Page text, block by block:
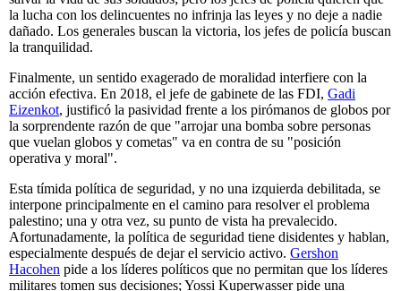
la lucha con los delincuentes no infrinja las leyes y no deje a nadie
dañado. Los generales buscan la victoria, los jefes de policía buscan
la tranquilidad.
Finalmente, un sentido exagerado de moralidad interfiere con la
acción efectiva. En 2018, el jefe de gabinete de las FDI, Gadi
Eizenkot, justificó la pasividad frente a los pirómanos de globos por
la sorprendente razón de que "arrojar una bomba sobre personas
que vuelan globos y cometas" va en contra de su "posición
operativa y moral".
Esta tímida política de seguridad, y no una izquierda debilitada, se
interpone principalmente en el camino para resolver el problema
palestino; una y otra vez, su punto de vista ha prevalecido.
Afortunadamente, la política de seguridad tiene disidentes y hablan,
especialmente después de dejar el servicio activo. Gershon
Hacohen pide a los líderes políticos que no permitan que los líderes
militares tomen sus decisiones; Yossi Kuperwasser pide una